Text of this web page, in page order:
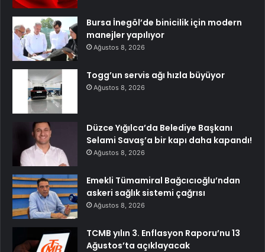
Bursa İnegöl’de binicilik için modern
manejler yapılıyor
Ağustos 8, 2026
Togg’un servis ağı hızla büyüyor
Ağustos 8, 2026
Düzce Yığılca’da Belediye Başkanı
Selami Savaş’a bir kapı daha kapandı!
Ağustos 8, 2026
Emekli Tümamiral Bağcıcıoğlu’ndan
askeri sağlık sistemi çağrısı
Ağustos 8, 2026
TCMB yılın 3. Enflasyon Raporu’nu 13
Ağustos’ta açıklayacak